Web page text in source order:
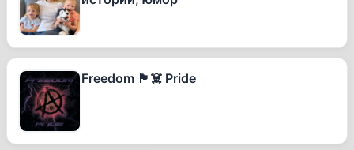
Freedom 🏴‍☠️ Pride